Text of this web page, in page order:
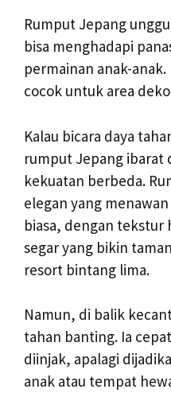
Rumput Jepang
bisa menghadapi
permainan anak-
cocok untuk area
Kalau bicara daya
rumput Jepang ibarat
kekuatan berbeda.
elegan yang
biasa, dengan tekstur
segar yang bikin
resort bintang lima.
Namun, di balik
tahan banting. Ia
diinjak, apalagi
anak atau tempat